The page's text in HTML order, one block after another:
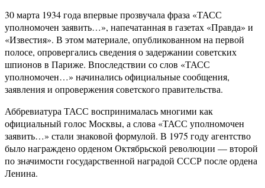
30 марта 1934 года впервые прозвучала фраза «ТАСС
уполномочен заявить…», напечатанная в газетах «Правда» и
«Известия». В этом материале, опубликованном на первой
полосе, опровергались сведения о задержании советских
шпионов в Париже. Впоследствии со слов «ТАСС
уполномочен…» начинались официальные сообщения,
заявления и опровержения советского правительства.
Аббревиатура ТАСС воспринималась многими как
официальный голос Москвы, а слова «ТАСС уполномочен
заявить…» стали знаковой формулой. В 1975 году агентство
было награждено орденом Октябрьской революции — второй
по значимости государственной наградой СССР после ордена
Ленина.